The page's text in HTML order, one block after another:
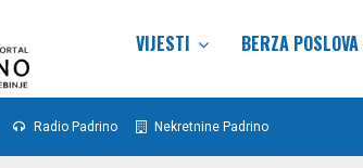
VIJESTI BERZA POSLOVA
Radio Padrino Nekretnine Padrino